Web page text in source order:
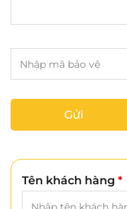
Gửi
Tên khách hàng *